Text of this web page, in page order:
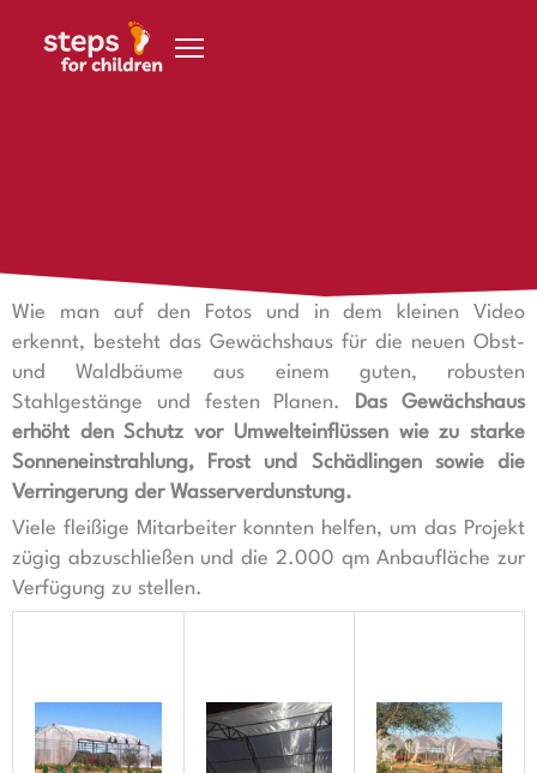
Wie man auf den Fotos und in dem kleinen Video
erkennt, besteht das Gewächshaus für die neuen Obst-
und Waldbäume aus einem guten, robusten
Stahlgestänge und festen Planen.
Das Gewächshaus
erhöht den Schutz vor Umwelteinflüssen wie zu starke
Sonneneinstrahlung, Frost und Schädlingen sowie die
Verringerung der Wasserverdunstung.
Viele fleißige Mitarbeiter konnten helfen, um das Projekt
zügig abzuschließen und die 2.000 qm Anbaufläche zur
Verfügung zu stellen.